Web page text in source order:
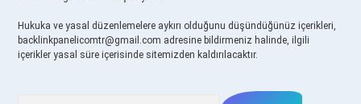
Hukuka ve yasal düzenlemelere aykırı olduğunu düşündüğünüz içerikleri,
backlinkpanelicomtr@gmail.com adresine bildirmeniz halinde, ilgili
içerikler yasal süre içerisinde sitemizden kaldırılacaktır.